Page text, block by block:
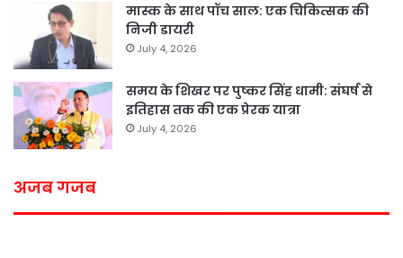
मास्क के साथ पॉच साल: एक चिकित्सक की
निजी डायरी
July 4, 2026
समय के शिखर पर पुष्कर सिंह धामी: संघर्ष से
इतिहास तक की एक प्रेरक यात्रा
July 4, 2026
अजब गजब